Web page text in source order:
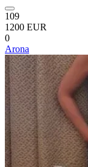
109
1200 EUR
0
Arona